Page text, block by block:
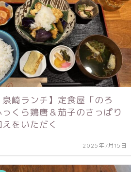
泉崎ランチ】定食屋「のろ
っくら鶏唐＆茄子のさっぱり
をいただく
2025年7月15日